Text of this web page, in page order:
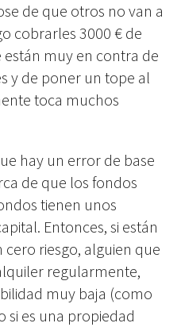
de que otros no van a
cobrarles 3000 € de
muy en contra de
y de poner un tope al
toca muchos
hay un error de base
de que los fondos
tienen unos
Entonces, si están
riesgo, alguien que
regularmente,
muy baja (como
si es una propiedad